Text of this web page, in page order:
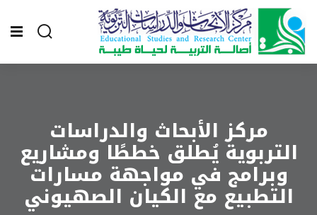
مركز الأبحاث والدراسات
التربوية يُطلق خططًا ومشاريع
وبرامج في مواجهة مسارات
التطبيع مع الكيان الصهيوني